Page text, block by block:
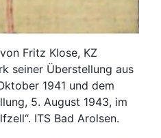
Fritz Klose, KZ
seiner Überstellung aus
1941 und dem
5. August 1943, im
ITS Bad Arolsen.